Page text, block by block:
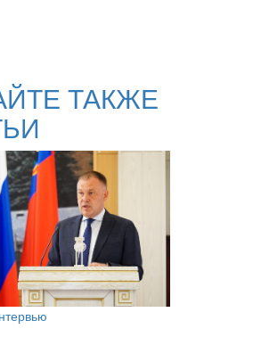
ТАКЖЕ